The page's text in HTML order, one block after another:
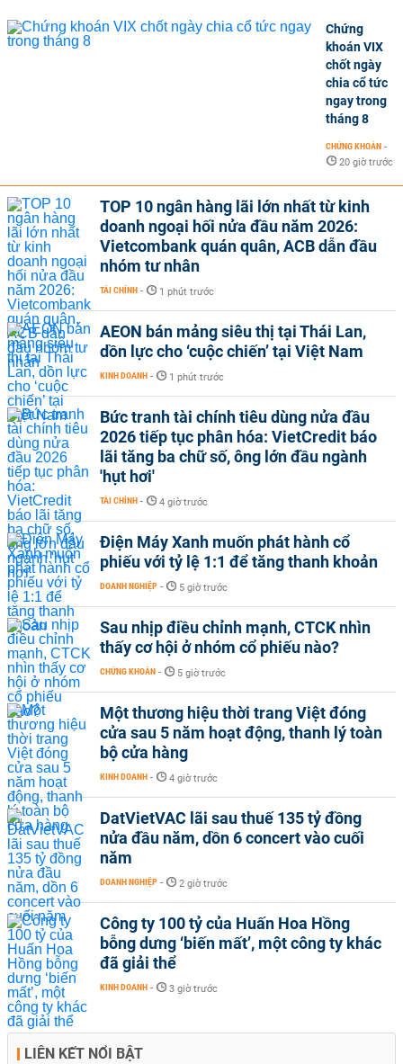
Chứng
khoán VIX
chốt ngày
chia cổ tức
ngay trong
tháng 8
CHỨNG KHOÁN -
20 giờ trước
TOP 10 ngân hàng lãi lớn nhất từ kinh
doanh ngoại hối nửa đầu năm 2026:
Vietcombank quán quân, ACB dẫn đầu
nhóm tư nhân
TÀI CHÍNH - 1 phút trước
AEON bán mảng siêu thị tại Thái Lan,
dồn lực cho ‘cuộc chiến’ tại Việt Nam
KINH DOANH - 1 phút trước
Bức tranh tài chính tiêu dùng nửa đầu
2026 tiếp tục phân hóa: VietCredit báo
lãi tăng ba chữ số, ông lớn đầu ngành
'hụt hơi'
TÀI CHÍNH - 4 giờ trước
Điện Máy Xanh muốn phát hành cổ
phiếu với tỷ lệ 1:1 để tăng thanh khoản
DOANH NGHIỆP - 5 giờ trước
Sau nhịp điều chỉnh mạnh, CTCK nhìn
thấy cơ hội ở nhóm cổ phiếu nào?
CHỨNG KHOÁN - 5 giờ trước
Một thương hiệu thời trang Việt đóng
cửa sau 5 năm hoạt động, thanh lý toàn
bộ cửa hàng
KINH DOANH - 4 giờ trước
DatVietVAC lãi sau thuế 135 tỷ đồng
nửa đầu năm, dồn 6 concert vào cuối
năm
DOANH NGHIỆP - 2 giờ trước
Công ty 100 tỷ của Huấn Hoa Hồng
bỗng dưng ‘biến mất’, một công ty khác
đã giải thể
KINH DOANH - 3 giờ trước
LIÊN KẾT NỔI BẬT